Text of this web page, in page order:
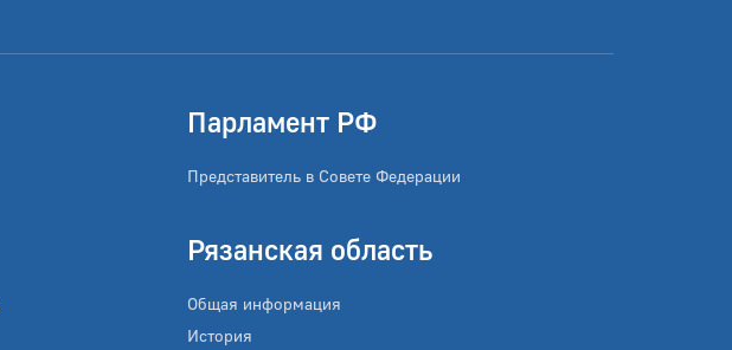
Парламент РФ
Представитель в Совете Федерации
Рязанская область
Общая информация
История